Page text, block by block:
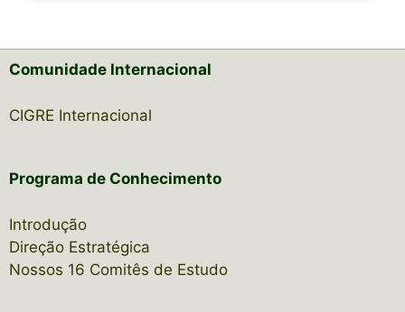
Comunidade Internacional
CIGRE Internacional
Programa de Conhecimento
Introdução
Direção Estratégica
Nossos 16 Comitês de Estudo